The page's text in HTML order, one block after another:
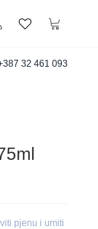
nalog
Lista zelja
Korpa
32 461 093
pjenu i umiti